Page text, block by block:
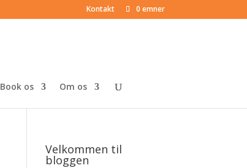
Kontakt 0 emner
Book os Om os
Velkommen til
bloggen